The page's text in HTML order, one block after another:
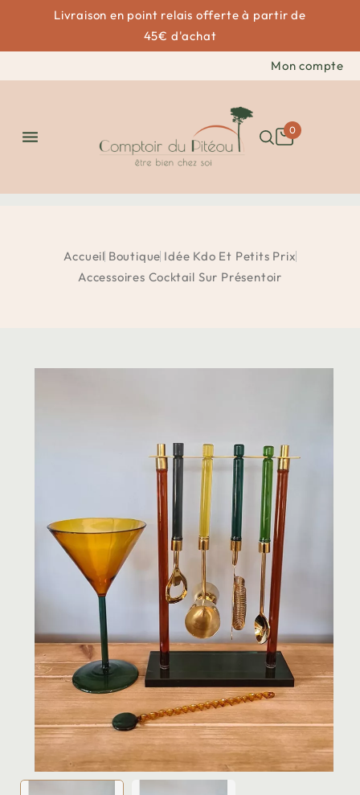
Livraison en point relais offerte à partir de
45€ d'achat
Mon compte
 0
Accueil Boutique Idée Kdo Et Petits Prix
Accessoires Cocktail Sur Présentoir